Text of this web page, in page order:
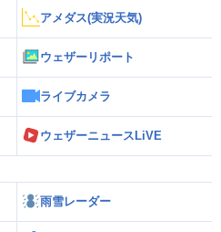
アメダス(実況天気)
ウェザーリポート
ライブカメラ
ウェザーニュースLiVE
雨雪レーダー